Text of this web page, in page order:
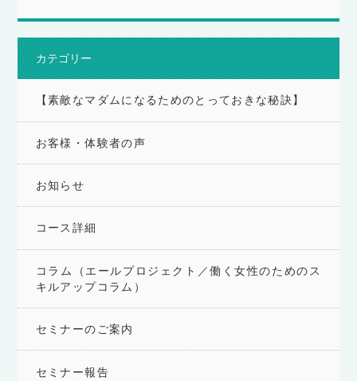
カテゴリー
【素敵なマダムになるためのとっておきな秘訣】
お客様・体験者の声
お知らせ
コース詳細
コラム（エールプロジェクト／働く女性のためのス
キルアップコラム）
セミナーのご案内
セミナー報告